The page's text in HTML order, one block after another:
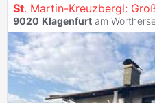
St. Martin-Kreuzbergl: Großzügiges Wohnhaus mit 2 Wohneinheiten und
9020 Klagenfurt am